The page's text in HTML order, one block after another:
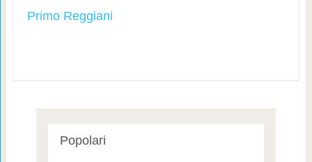
Primo Reggiani
Popolari